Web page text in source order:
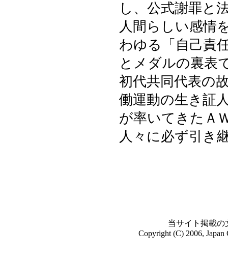
し、公式謝罪と
人間らしい感情
わゆる「自己責
とメダルの裏表
初代共同代表の
働運動の生き証
が率いてきたＡ
人々に必ず引き
当サイト掲載の
Copyright (C) 2006, Japan